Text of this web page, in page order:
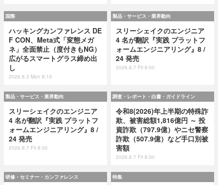
国際
ハッキングカンファレンス DE
F CON、Meta式「変態メガ
ネ」全面禁止（度付きもNG）
広がるスマートグラス締め出
し
2026.8.3 Mon 8:15
製品・サービス・業界動向
スリーシェイクのエンジニア
4 名が翻訳『実践 プラットフ
ォームエンジニアリング』8 /
24 発売
2026.8.7 Fri 8:00
製品・サービス・業界動向
スリーシェイクのエンジニア
4 名が翻訳『実践 プラットフ
ォームエンジニアリング』8 /
24 発売
2026.8.7 Fri 8:00
調査・レポート・白書・ガイドライン
令和8(2026)年上半期の特殊詐
欺、被害総額1,816億円 ～ 投
資詐欺（797.9億）やニセ警察
詐欺（507.9億）など手口別被
害額
2026.8.7 Fri 8:00
研修・セミナー・カンファレンス 特集